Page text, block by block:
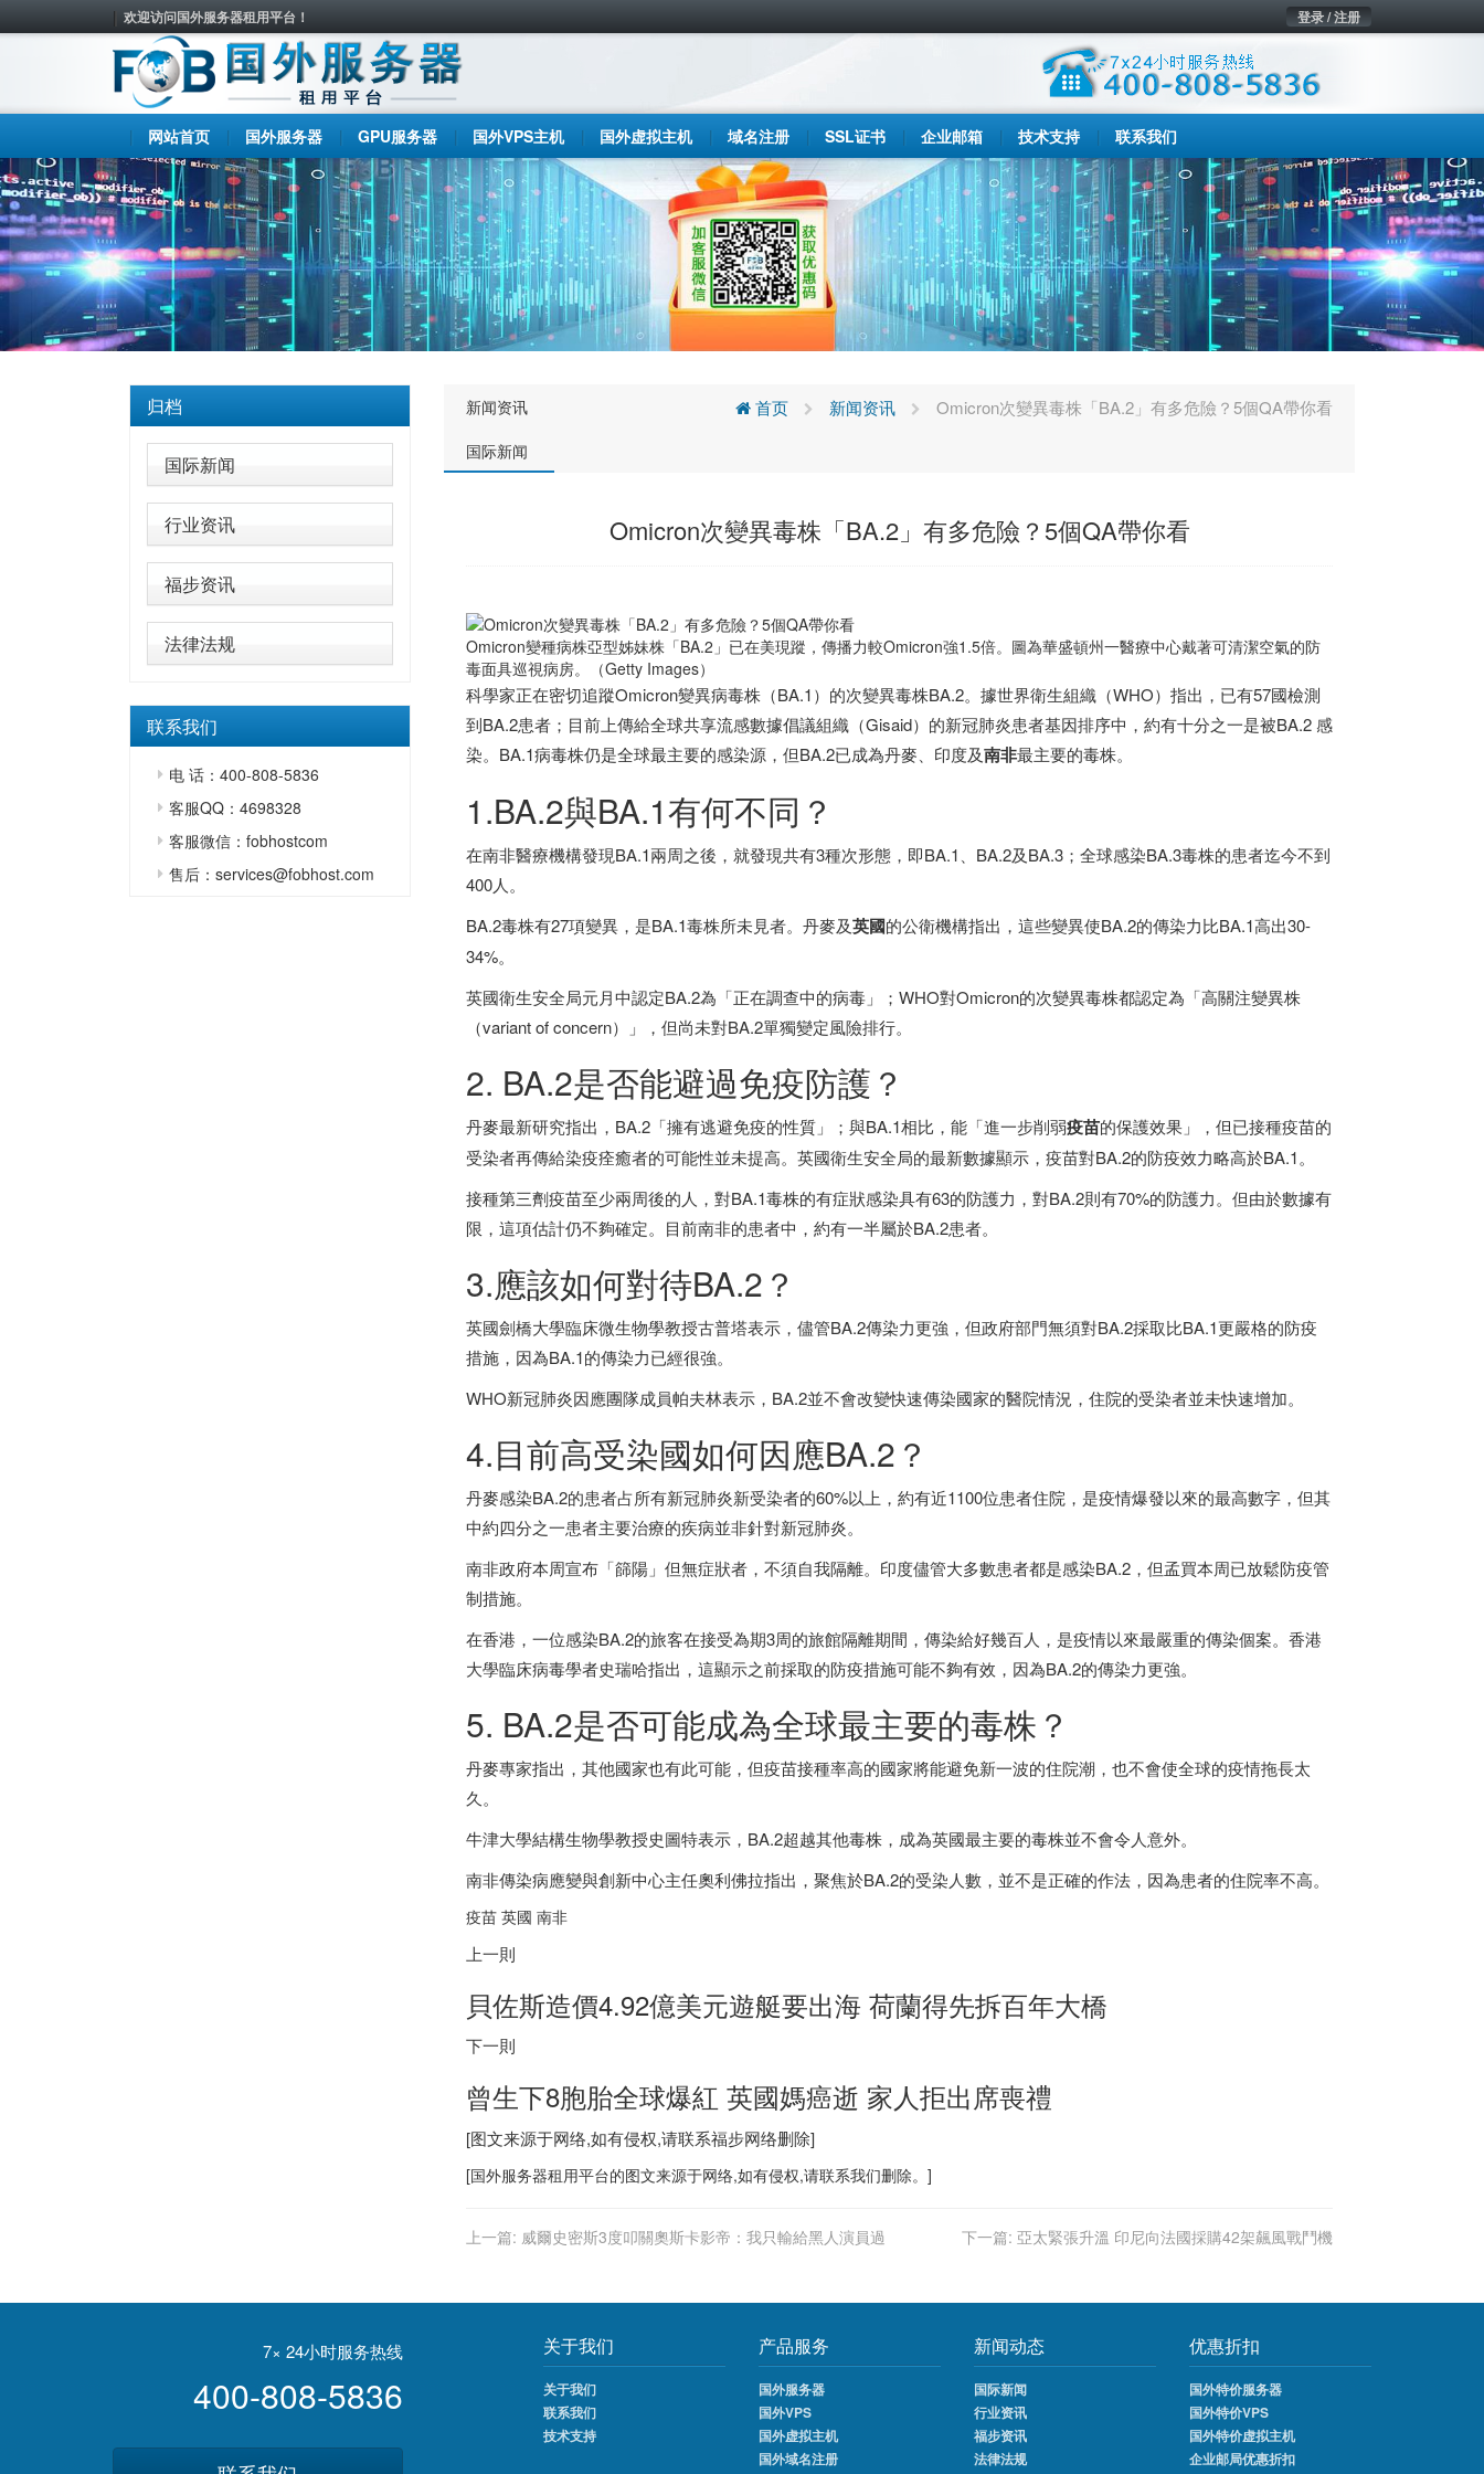
欢迎访问国外服务器租用平台！ 登录 / 注册
网站首页 国外服务器 GPU服务器 国外VPS主机 国外虚拟主机 域名注册 SSL证书 企业邮箱 技术支持 联系我们
归档
国际新闻
行业资讯
福步资讯
法律法规
联系我们
电 话：400-808-5836
客服QQ：4698328
客服微信：fobhostcom
售后：services@fobhost.com
新闻资讯
国际新闻
首页 新闻资讯 Omicron次變異毒株「BA.2」有多危險？5個QA帶你看
Omicron次變異毒株「BA.2」有多危險？5個QA帶你看
Omicron變種病株亞型姊妹株「BA.2」已在美現蹤，傳播力較Omicron強1.5倍。圖為華盛頓州一醫療中心戴著可清潔空氣的防
毒面具巡視病房。（Getty Images）
科學家正在密切追蹤Omicron變異病毒株（BA.1）的次變異毒株BA.2。據世界衛生組織（WHO）指出，已有57國檢測
到BA.2患者；目前上傳給全球共享流感數據倡議組織（Gisaid）的新冠肺炎患者基因排序中，約有十分之一是被BA.2 感
染。BA.1病毒株仍是全球最主要的感染源，但BA.2已成為丹麥、 印度及南非最主要的毒株。
1.BA.2與BA.1有何不同？
在南非醫療機構發現BA.1兩周之後，就發現共有3種次形態，即BA.1、BA.2及BA.3；全球感染BA.3毒株的患者迄今不到
400人。
BA.2毒株有27項變異，是BA.1毒株所未見者。丹麥及英國的公衛機構指出，這些變異使BA.2的傳染力比BA.1高出30-
34%。
英國衛生安全局元月中認定BA.2為「正在調查中的病毒」；WHO對Omicron的次變異毒株都認定為「高關注變異株
（variant of concern）」，但尚未對BA.2單獨變定風險排行。
2. BA.2是否能避過免疫防護？
丹麥最新研究指出，BA.2「擁有逃避免疫的性質」；與BA.1相比，能「進一步削弱疫苗的保護效果」，但已接種疫苗的
受染者再傳給染疫痊癒者的可能性並未提高。英國衛生安全局的最新數據顯示，疫苗對BA.2的防疫效力略高於BA.1。
接種第三劑疫苗至少兩周後的人，對BA.1毒株的有症狀感染具有63的防護力，對BA.2則有70%的防護力。但由於數據有
限，這項估計仍不夠確定。目前南非的患者中，約有一半屬於BA.2患者。
3.應該如何對待BA.2？
英國劍橋大學臨床微生物學教授古普塔表示，儘管BA.2傳染力更強，但政府部門無須對BA.2採取比BA.1更嚴格的防疫
措施，因為BA.1的傳染力已經很強。
WHO新冠肺炎因應團隊成員帕夫林表示，BA.2並不會改變快速傳染國家的醫院情況，住院的受染者並未快速增加。
4.目前高受染國如何因應BA.2？
丹麥感染BA.2的患者占所有新冠肺炎新受染者的60%以上，約有近1100位患者住院，是疫情爆發以來的最高數字，但其
中約四分之一患者主要治療的疾病並非針對新冠肺炎。
南非政府本周宣布「篩陽」但無症狀者，不須自我隔離。 印度儘管大多數患者都是感染BA.2，但孟買本周已放鬆防疫管
制措施。
在香港 ，一位感染BA.2的旅客在接受為期3周的旅館隔離期間，傳染給好幾百人，是疫情以來最嚴重的傳染個案。 香港
大學臨床病毒學者史瑞哈指出，這顯示之前採取的防疫措施可能不夠有效，因為BA.2的傳染力更強。
5. BA.2是否可能成為全球最主要的毒株？
丹麥專家指出，其他國家也有此可能，但疫苗接種率高的國家將能避免新一波的住院潮，也不會使全球的疫情拖長太
久。
牛津大學結構生物學教授史圖特表示，BA.2超越其他毒株，成為英國最主要的毒株並不會令人意外。
南非傳染病應變與創新中心主任奧利佛拉指出，聚焦於BA.2的受染人數，並不是正確的作法，因為患者的住院率不高。
疫苗 英國 南非
上一則
貝佐斯造價4.92億美元遊艇要出海 荷蘭得先拆百年大橋
下一則
曾生下8胞胎全球爆紅 英國媽癌逝 家人拒出席喪禮
[图文来源于网络,如有侵权,请联系福步网络删除]
[国外服务器租用平台的图文来源于网络,如有侵权,请联系我们删除。]
上一篇: 威爾史密斯3度叩關奧斯卡影帝：我只輸給黑人演員過 下一篇: 亞太緊張升溫 印尼向法國採購42架飆風戰鬥機
7× 24小时服务热线
400-808-5836
关于我们
关于我们
联系我们
技术支持
产品服务
国外服务器
国外VPS
国外虚拟主机
国外域名注册
新闻动态
国际新闻
行业资讯
福步资讯
法律法规
优惠折扣
国外特价服务器
国外特价VPS
国外特价虚拟主机
企业邮局优惠折扣